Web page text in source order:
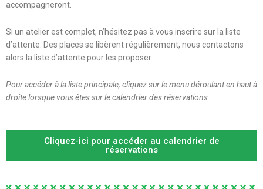
accompagneront.
Si un atelier est complet, n’hésitez pas à vous inscrire sur la liste
d’attente. Des places se libèrent régulièrement, nous contactons
alors la liste d’attente pour les proposer.
Pour accéder à la liste principale, cliquez sur le menu déroulant en haut à
droite lorsque vous êtes sur le calendrier des réservations.
Cliquez-ici pour accéder au calendrier de
réservations